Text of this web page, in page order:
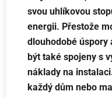
svou uhlíkovou
energii. Přestože
dlouhodobé úspory
být také spojeny s
náklady na
každý dům nebo